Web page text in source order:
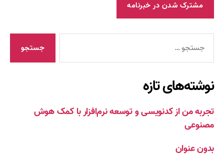
نوشته‌های تازه
تجربه من از کدنویسی و توسعه نرم‌افزار با کمک هوش
مصنوعی
بدون عنوان